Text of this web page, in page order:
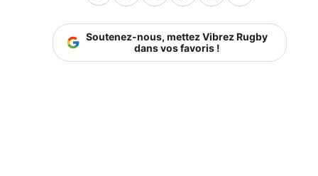
Soutenez-nous, mettez Vibrez Rugby
dans vos favoris !